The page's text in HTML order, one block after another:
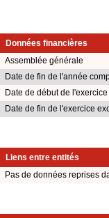
Données financières
Assemblée générale
Date de fin de l'année
Date de début de
Date de fin de l'exercice
Liens entre entités
Pas de données reprises